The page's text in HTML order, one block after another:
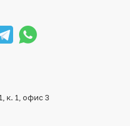
из офиса магазина.
несколько способов
отправления надежно и
исключает возможность
к. 1, офис 3